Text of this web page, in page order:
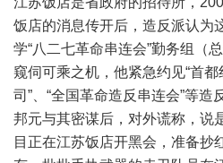
饭店的消息传开后，造反派认为
学“八二七革命串连会”勤务组（
窥伺可乘之机，他紧急约见“首都
司”、“全国革命造反串连会”等
邦元与其密谋后，对外谎称，说
目正在江苏饭店开黑会，准备抄